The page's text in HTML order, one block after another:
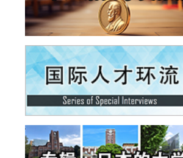
科学研究
庆应义塾大学阐明脑内“游击手”小胶质细胞包
裹保护受损神经细胞的机制，有望用于开发
阿尔茨海默病等疾病疗法
日本东北大学与横滨橡胶全球首次从纳米尺
度揭示橡胶—黄铜粘接界面劣化抑制机制，
为提升轮胎安全性与耐久性的材料设计开辟
道路
科学研究
近畿大学等发现植物染料“日本茜”的红色成分
可抑制老化与炎症，有望成为新型功能性材
料
科学研究
法，利用超小型GAD67启动子抑制发作
科学研究
九州大学揭示夜间眼压升高机制：两种激素